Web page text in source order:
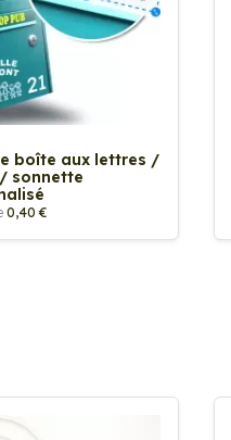
boîte aux lettres /
sonnette
0,40 €